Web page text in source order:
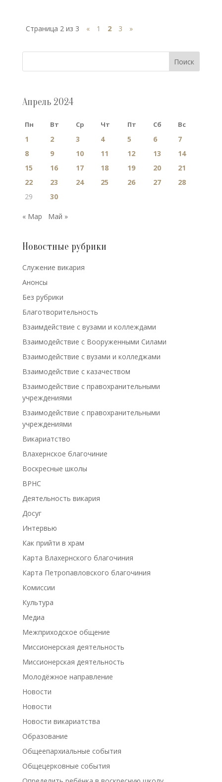
Страница 2 из 3 « 1 2 3 »
Поиск
Апрель 2024
Пн Вт Ср Чт Пт Сб Вс
1 2 3 4 5 6
7
8
9 10 11 12 13
14
15
16 17 18 19 20
21
22
23 24 25 26 27
28
29
30
« Мар Май »
Новостные рубрики
Cлужение викария
Анонсы
Без рубрики
Благотворительность
Взаимдействие с вузами и коллеждами
Взаимодействие с Вооруженными Силами
Взаимодействие с вузами и колледжами
Взаимодействие с казачеством
Взаимодействие с правохранительными
учреждениями
Взаимодействие с правохранительными
учреждениями
Викариатство
Влахернское благочиние
Воскресные школы
ВРНС
Деятельность викария
Досуг
Интервью
Как прийти в храм
Карта Влахернского благочиния
Карта Петропавловского благочиния
Комиссии
Культура
Медиа
Межприходское общение
Миссионерская деятельность
Миссионерская деятельность
Молодёжное направление
Новости
Новости
Новости викариатства
Образование
Общеепархиальные события
Общецерковные события